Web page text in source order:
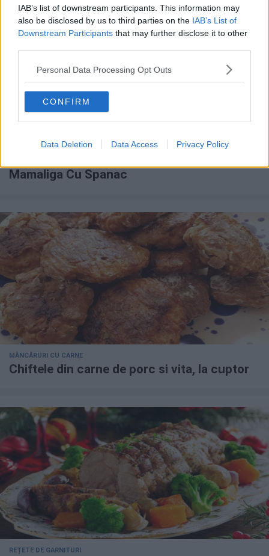
IAB’s list of downstream participants. This information may
also be disclosed by us to third parties on the IAB’s List of
Downstream Participants that may further disclose it to other
Personal Data Processing Opt Outs
CONFIRM
Data Deletion Data Access Privacy Policy
REȚETE RAPIDE
Mamaliga Cu Spanac
MÂNCĂRURI CU CARNE
Chiftele din carne de porc si vita, la cuptor
REȚETE DE GARNITURI